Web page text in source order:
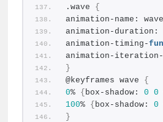
.wave {
animation-name:
animation-duration:
animation-timing-
animation-
}
@keyframes wave {
0% { box-shadow: 0 0
100% { box-shadow: 0
}